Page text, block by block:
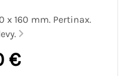
x 160 mm. Pertinax.
€